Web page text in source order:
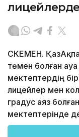
ӨСКЕМЕН.
төмен болған
мектептердің
лицейлер мен
градус аяз
мектептерінде